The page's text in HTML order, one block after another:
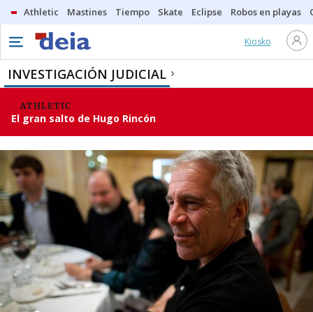
Athletic Mastines Tiempo Skate Eclipse Robos en playas
Kiosko
INVESTIGACIÓN JUDICIAL
ATHLETIC
El gran salto de Hugo Rincón